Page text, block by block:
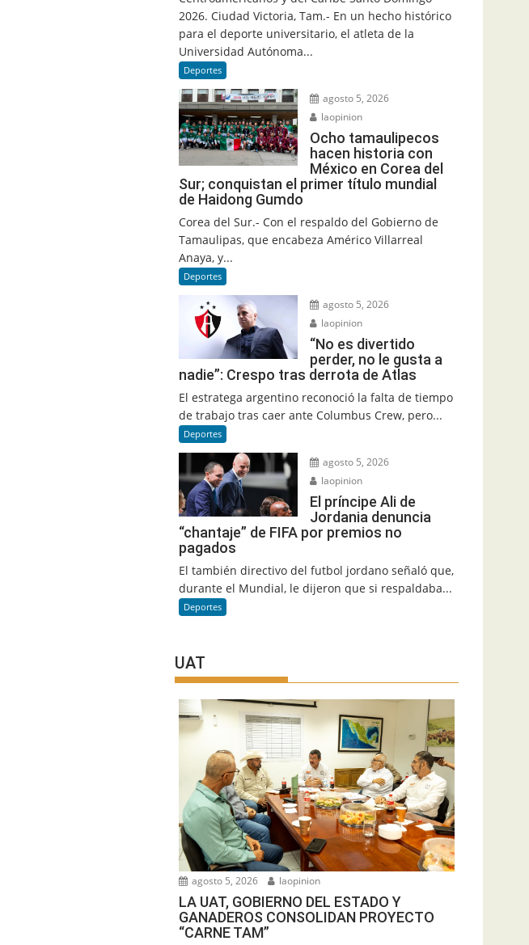
2026. Ciudad Victoria, Tam.- En un hecho histórico
para el deporte universitario, el atleta de la
Universidad Autónoma...
Deportes
agosto 5, 2026
laopinion
Ocho tamaulipecos
hacen historia con
México en Corea del
Sur; conquistan el primer título mundial
de Haidong Gumdo
Corea del Sur.- Con el respaldo del Gobierno de
Tamaulipas, que encabeza Américo Villarreal
Anaya, y...
Deportes
agosto 5, 2026
laopinion
“No es divertido
perder, no le gusta a
nadie”: Crespo tras derrota de Atlas
El estratega argentino reconoció la falta de tiempo
de trabajo tras caer ante Columbus Crew, pero...
Deportes
agosto 5, 2026
laopinion
El príncipe Ali de
Jordania denuncia
“chantaje” de FIFA por premios no
pagados
El también directivo del futbol jordano señaló que,
durante el Mundial, le dijeron que si respaldaba...
Deportes
UAT
agosto 5, 2026 laopinion
LA UAT, GOBIERNO DEL ESTADO Y
GANADEROS CONSOLIDAN PROYECTO
“CARNE TAM”